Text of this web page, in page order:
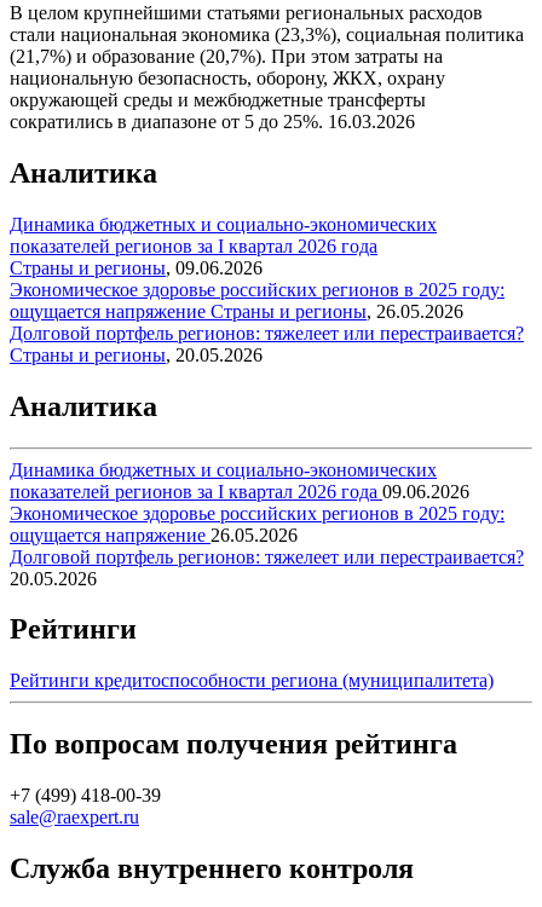
В целом крупнейшими статьями региональных расходов
стали национальная экономика (23,3%), социальная политика
(21,7%) и образование (20,7%). При этом затраты на
национальную безопасность, оборону, ЖКХ, охрану
окружающей среды и межбюджетные трансферты
сократились в диапазоне от 5 до 25%. 16.03.2026
Аналитика
Динамика бюджетных и социально-экономических
показателей регионов за I квартал 2026 года
Страны и регионы, 09.06.2026
Экономическое здоровье российских регионов в 2025 году:
ощущается напряжение Страны и регионы, 26.05.2026
Долговой портфель регионов: тяжелеет или перестраивается?
Страны и регионы, 20.05.2026
Аналитика
Динамика бюджетных и социально-экономических
показателей регионов за I квартал 2026 года 09.06.2026
Экономическое здоровье российских регионов в 2025 году:
ощущается напряжение 26.05.2026
Долговой портфель регионов: тяжелеет или перестраивается?
20.05.2026
Рейтинги
Рейтинги кредитоспособности региона (муниципалитета)
По вопросам получения рейтинга
+7 (499) 418-00-39
sale@raexpert.ru
Служба внутреннего контроля